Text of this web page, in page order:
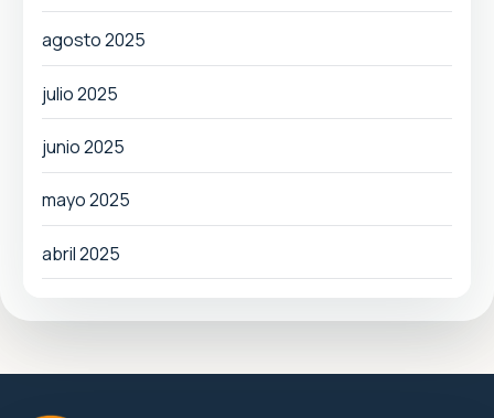
agosto 2025
julio 2025
junio 2025
mayo 2025
abril 2025